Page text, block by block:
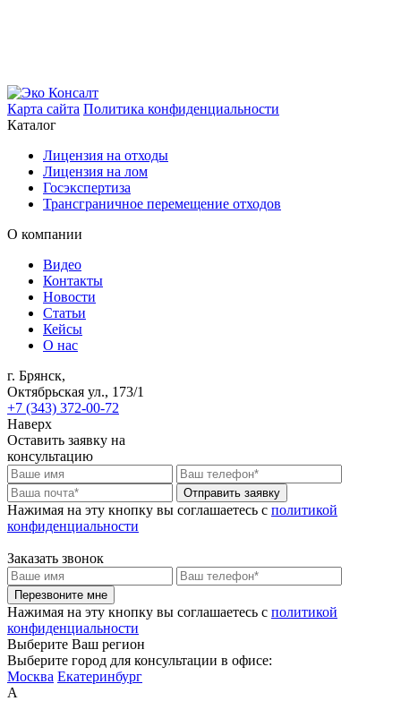
Карта сайта Политика конфиденциальности
Каталог
Лицензия на отходы
Лицензия на лом
Госэкспертиза
Трансграничное перемещение отходов
О компании
Видео
Контакты
Новости
Статьи
Кейсы
О нас
г. Брянск,
Октябрьская ул., 173/1
+7 (343) 372-00-72
Наверх
Оставить заявку на
консультацию
Отправить заявку
Нажимая на эту кнопку вы соглашаетесь c политикой
конфиденциальности
Заказать звонок
Перезвоните мне
Нажимая на эту кнопку вы соглашаетесь c политикой
конфиденциальности
Выберите Ваш регион
Выберите город для консультации в офисе:
Москва Екатеринбург
А